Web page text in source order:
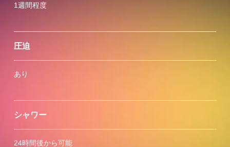
1週間程度
圧迫
あり
シャワー
24時間後から可能